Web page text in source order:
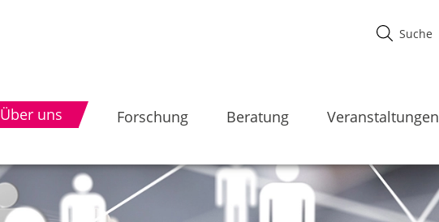
Über uns Forschung Beratung Veranstaltungen